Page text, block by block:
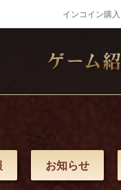
インコイン購入
お知らせ